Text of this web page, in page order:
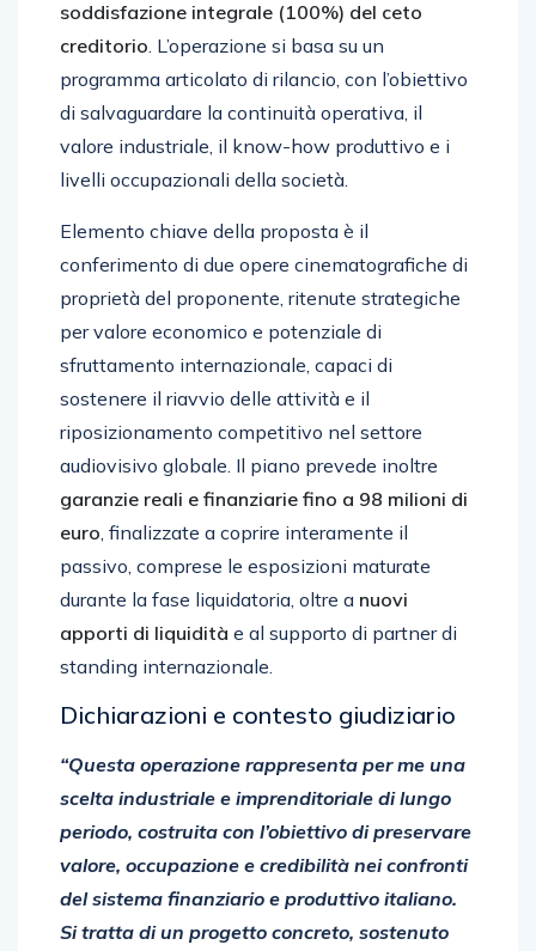
soddisfazione integrale (100%) del ceto
creditorio. L’operazione si basa su un
programma articolato di rilancio, con l’obiettivo
di salvaguardare la continuità operativa, il
valore industriale, il know-how produttivo e i
livelli occupazionali della società.
Elemento chiave della proposta è il
conferimento di due opere cinematografiche di
proprietà del proponente, ritenute strategiche
per valore economico e potenziale di
sfruttamento internazionale, capaci di
sostenere il riavvio delle attività e il
riposizionamento competitivo nel settore
audiovisivo globale. Il piano prevede inoltre
garanzie reali e finanziarie fino a 98 milioni di
euro, finalizzate a coprire interamente il
passivo, comprese le esposizioni maturate
durante la fase liquidatoria, oltre a nuovi
apporti di liquidità e al supporto di partner di
standing internazionale.
Dichiarazioni e contesto giudiziario
“Questa operazione rappresenta per me una
scelta industriale e imprenditoriale di lungo
periodo, costruita con l’obiettivo di preservare
valore, occupazione e credibilità nei confronti
del sistema finanziario e produttivo italiano.
Si tratta di un progetto concreto, sostenuto